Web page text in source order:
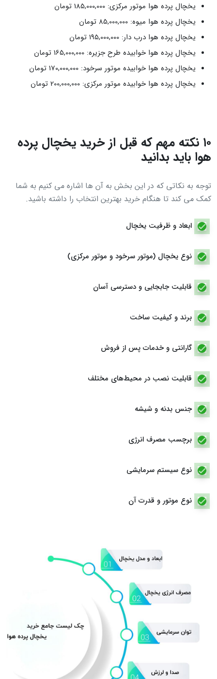
یخچال پرده هوا موتور مرکزی: 185,000,000 تومان
یخچال پرده هوا میوه: 85,000,000 تومان
یخچال پرده هوا درب دار: 195,000,000 تومان
یخچال پرده هوا خوابیده طرح جزیره: 165,000,000 تومان
یخچال پرده هوا خوابیده موتور سرخود: 170,000,000 تومان
یخچال پرده هوا خوابیده موتور مرکزی: 200,000,000 تومان
۱۰ نکته مهم که قبل از خرید یخچال پرده
هوا باید بدانید
توجه به نکاتی که در این بخش به آن ها اشاره می کنیم به شما
کمک می کند تا هنگام خرید بهترین انتخاب را داشته باشید.
ابعاد و ظرفیت یخچال
نوع یخچال (موتور سرخود و موتور مرکزی)
قابلیت جابجایی و دسترسی آسان
برند و کیفیت ساخت
گارانتی و خدمات پس از فروش
قابلیت نصب در محیط‌های مختلف
جنس بدنه و شیشه
برچسب مصرف انرژی
نوع سیستم سرمایشی
نوع موتور و قدرت آن